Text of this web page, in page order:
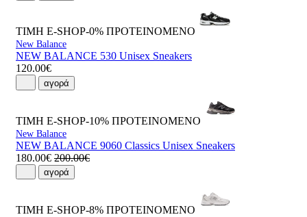
ΤΙΜΗ E-SHOP-0% ΠΡΟΤΕΙΝΟΜΕΝΟ
New Balance
NEW BALANCE 530 Unisex Sneakers
120.00€
αγορά
ΤΙΜΗ E-SHOP-10% ΠΡΟΤΕΙΝΟΜΕΝΟ
New Balance
NEW BALANCE 9060 Classics Unisex Sneakers
180.00€ 200.00€
αγορά
ΤΙΜΗ E-SHOP-8% ΠΡΟΤΕΙΝΟΜΕΝΟ